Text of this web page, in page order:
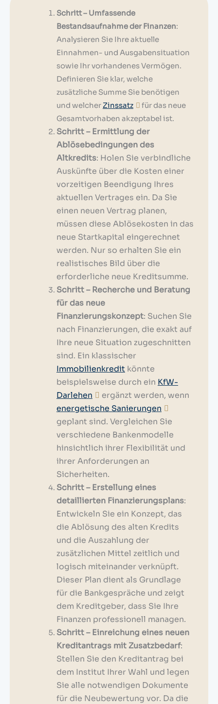
Schritt – Umfassende
Bestandsaufnahme der Finanzen:
Analysieren Sie Ihre aktuelle
Einnahmen- und Ausgabensituation
sowie Ihr vorhandenes Vermögen.
Definieren Sie klar, welche
zusätzliche Summe Sie benötigen
und welcher Zinssatz
für das neue
Gesamtvorhaben akzeptabel ist.
Schritt – Ermittlung der
Ablösebedingungen des
Altkredits: Holen Sie verbindliche
Auskünfte über die Kosten einer
vorzeitigen Beendigung Ihres
aktuellen Vertrages ein. Da Sie
einen neuen Vertrag planen,
müssen diese Ablösekosten in das
neue Startkapital eingerechnet
werden. Nur so erhalten Sie ein
realistisches Bild über die
erforderliche neue Kreditsumme.
Schritt – Recherche und Beratung
für das neue
Finanzierungskonzept: Suchen Sie
nach Finanzierungen, die exakt auf
Ihre neue Situation zugeschnitten
sind. Ein klassischer
Immobilienkredit könnte
beispielsweise durch ein KfW-
Darlehen
ergänzt werden, wenn
energetische Sanierungen
geplant sind. Vergleichen Sie
verschiedene Bankenmodelle
hinsichtlich ihrer Flexibilität und
ihrer Anforderungen an
Sicherheiten.
Schritt – Erstellung eines
detaillierten Finanzierungsplans:
Entwickeln Sie ein Konzept, das
die Ablösung des alten Kredits
und die Auszahlung der
zusätzlichen Mittel zeitlich und
logisch miteinander verknüpft.
Dieser Plan dient als Grundlage
für die Bankgespräche und zeigt
dem Kreditgeber, dass Sie Ihre
Finanzen professionell managen.
Schritt – Einreichung eines neuen
Kreditantrags mit Zusatzbedarf:
Stellen Sie den Kreditantrag bei
dem Institut Ihrer Wahl und legen
Sie alle notwendigen Dokumente
für die Neubewertung vor. Da die